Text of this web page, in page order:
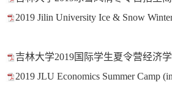
2019 Jilin University Ice & Snow
吉林大学2019国际学生夏令营经济
2019 JLU Economics Summer Camp